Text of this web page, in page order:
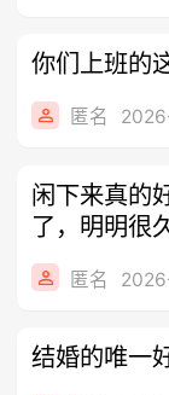
你们上班的
匿名
闲下来真的
了，明明很
贱
匿名
结婚的唯一